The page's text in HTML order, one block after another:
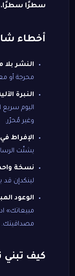
سطرًا سطرًا.
أخطاء
النشر بلا
محرجة أو
النبرة
اليوم
وغير مُحرّر.
الإفراط
يشتّت
نسخة
لينكدإن
الوعود
مبيعاتك»
مصداقيتك.
كيف تبني